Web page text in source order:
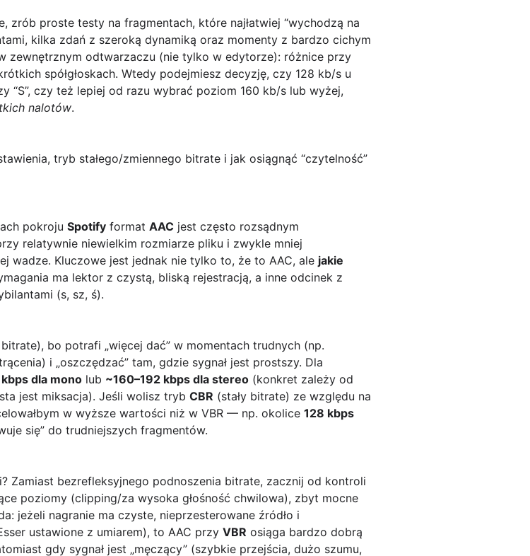
proste testy na fragmentach, które najłatwiej “wychodzą na
, kilka zdań z szeroką dynamiką oraz momenty z bardzo cichym
zewnętrznym odtwarzaczu (nie tylko w edytorze): różnice przy
spółgłoskach. Wtedy podejmiesz decyzję, czy 128 kb/s u
“S”, czy też lepiej od razu wybrać poziom 160 kb/s lub wyżej,
nalotów.
tryb stałego/zmiennego bitrate i jak osiągnąć “czytelność”
pokroju Spotify format AAC jest często rozsądnym
relatywnie niewielkim rozmiarze pliku i zwykle mniej
wadze. Kluczowe jest jednak nie tylko to, że to AAC, ale jakie
ma lektor z czystą, bliską rejestracją, a inne odcinek z
(s, sz, ś).
bo potrafi „więcej dać” w momentach trudnych (np.
i „oszczędzać” tam, gdzie sygnał jest prostszy. Dla
dla mono lub ~160–192 kbps dla stereo (konkret zależy od
jest miksacja). Jeśli wolisz tryb CBR (stały bitrate) ze względu na
w wyższe wartości niż w VBR — np. okolice 128 kbps
się” do trudniejszych fragmentów.
Zamiast bezrefleksyjnego podnoszenia bitrate, zacznij od kontroli
poziomy (clipping/za wysoka głośność chwilowa), zbyt mocne
jeżeli nagranie ma czyste, nieprzesterowane źródło i
ustawione z umiarem), to AAC przy VBR osiąga bardzo dobrą
gdy sygnał jest „męczący” (szybkie przejścia, dużo szumu,